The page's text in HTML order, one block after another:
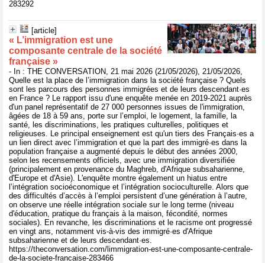
283292
[article]
« L’immigration est une
composante centrale de la société
française »
- In : THE CONVERSATION, 21 mai 2026 (21/05/2026), 21/05/2026,
Quelle est la place de l’immigration dans la société française ? Quels
sont les parcours des personnes immigrées et de leurs descendant·es
en France ? Le rapport issu d'une enquête menée en 2019-2021 auprès
d'un panel représentatif de 27 000 personnes issues de l'immigration,
âgées de 18 à 59 ans, porte sur l’emploi, le logement, la famille, la
santé, les discriminations, les pratiques culturelles, politiques et
religieuses. Le principal enseignement est qu'un tiers des Français·es a
un lien direct avec l’immigration et que la part des immigré·es dans la
population française a augmenté depuis le début des années 2000,
selon les recensements officiels, avec une immigration diversifiée
(principalement en provenance du Maghreb, d'Afrique subsaharienne,
d'Europe et d'Asie). L'enquête montre également un hiatus entre
l’intégration socioéconomique et l’intégration socioculturelle. Alors que
des difficultés d’accès à l’emploi persistent d’une génération à l’autre,
on observe une réelle intégration sociale sur le long terme (niveau
d'éducation, pratique du français à la maison, fécondité, normes
sociales). En revanche, les discriminations et le racisme ont progressé
en vingt ans, notamment vis-à-vis des immigré·es d'Afrique
subsaharienne et de leurs descendant·es.
https://theconversation.com/limmigration-est-une-composante-centrale-
de-la-societe-francaise-283466